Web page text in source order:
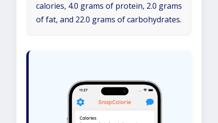
calories, 4.0 grams of protein, 2.0 grams
of fat, and 22.0 grams of carbohydrates.